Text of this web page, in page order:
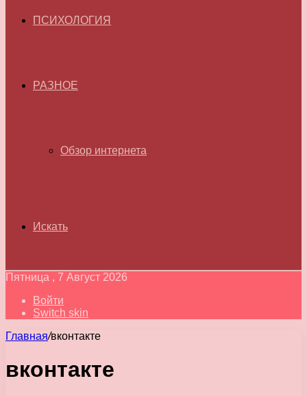
ПСИХОЛОГИЯ
РАЗНОЕ
Обзор интернета
Искать
Пятница , 7 Август 2026
Войти
Switch skin
Главная/вконтакте
вконтакте